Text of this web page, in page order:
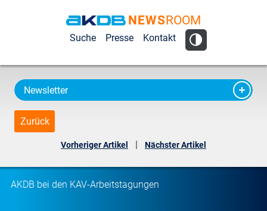
AKDB Anstalt
Kommunale
Datenverarbeitung
in Bayern
NEWSROOM
Suche Presse Kontakt
Newsletter
Zurück
Vorheriger Artikel Nächster Artikel
AKDB bei den KAV-Arbeitstagungen